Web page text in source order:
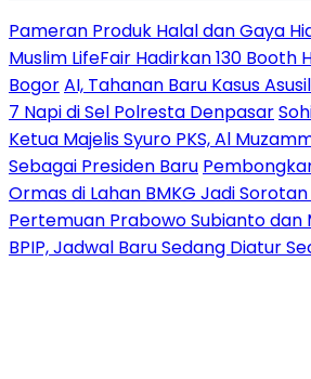
Pameran Produk Halal dan Gaya
Muslim LifeFair Hadirkan 130 Booth
BogorAI, Tahanan Baru Kasus
7 Napi di Sel Polresta Denpasar
Ketua Majelis Syuro PKS, Al
Sebagai Presiden Baru
Ormas di Lahan BMKG Jadi
Pertemuan Prabowo Subianto dan
BPIP, Jadwal Baru Sedang Diatur